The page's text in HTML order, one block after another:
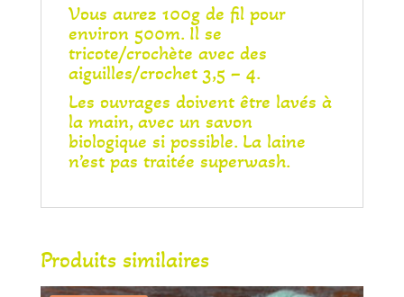
Vous aurez 100g de fil pour
environ 500m. Il se
tricote/crochète avec des
aiguilles/crochet 3,5 – 4.
Les ouvrages doivent être lavés à
la main, avec un savon
biologique si possible. La laine
n’est pas traitée superwash.
Produits similaires